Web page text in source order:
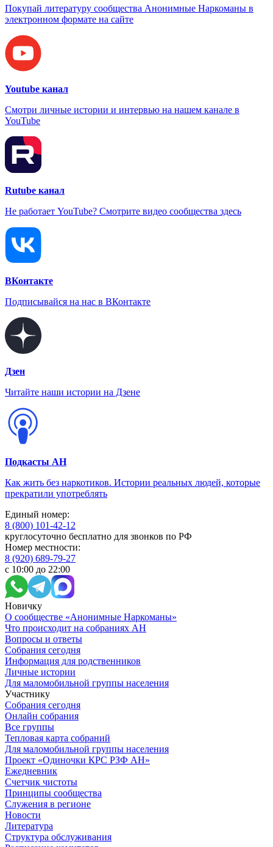
Покупай литературу сообщества Анонимные Наркоманы в
электронном формате на сайте
Youtube канал
Смотри личные истории и интервью на нашем канале в
YouTube
Rutube канал
Не работает YouTube? Смотрите видео сообщества здесь
ВКонтакте
Подписывайся на нас в ВКонтакте
Дзен
Читайте наши истории на Дзене
Подкасты АН
Как жить без наркотиков. Истории реальных людей, которые
прекратили употреблять
Единый номер:
8 (800) 101-42-12
круглосуточно бесплатно для звонков по РФ
Номер местности:
8 (920) 689-79-27
с 10:00 до 22:00
Новичку
О сообществе «Анонимные Наркоманы»
Что происходит на собраниях АН
Вопросы и ответы
Собрания сегодня
Информация для родственников
Личные истории
Для маломобильной группы населения
Участнику
Собрания сегодня
Онлайн собрания
Все группы
Тепловая карта собраний
Для маломобильной группы населения
Проект «Одиночки КРС РЗФ АН»
Ежедневник
Счетчик чистоты
Принципы сообщества
Служения в регионе
Новости
Литература
Структура обслуживания